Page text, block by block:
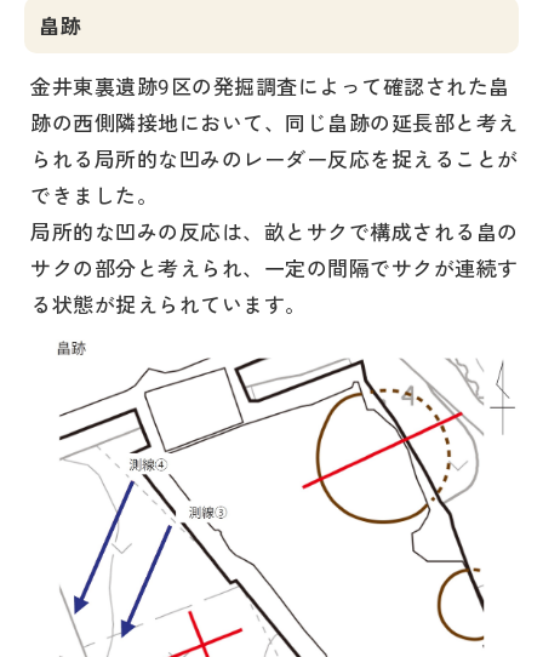
畠跡
金井東裏遺跡9区の発掘調査によって確認された畠
跡の西側隣接地において、同じ畠跡の延長部と考え
られる局所的な凹みのレーダー反応を捉えることが
できました。
局所的な凹みの反応は、畝とサクで構成される畠の
サクの部分と考えられ、一定の間隔でサクが連続す
る状態が捉えられています。